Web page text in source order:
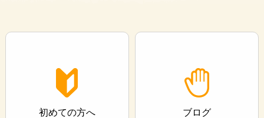
初めての方へ ブログ